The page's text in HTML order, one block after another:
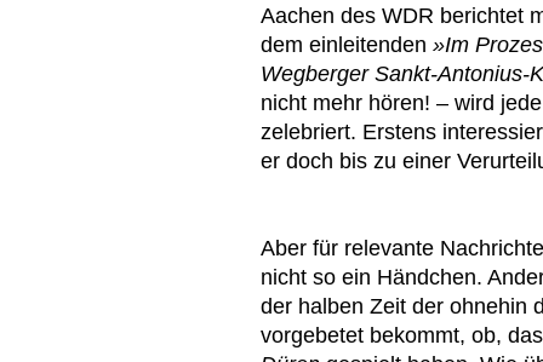
Aachen des WDR berichtet
dem einleitenden »Im
Wegberger Sankt-
nicht mehr hören! – wird
zelebriert. Erstens
er doch bis zu einer
Aber für relevante
nicht so ein Händchen.
der halben Zeit der ohnehin
vorgebetet bekommt, ob,